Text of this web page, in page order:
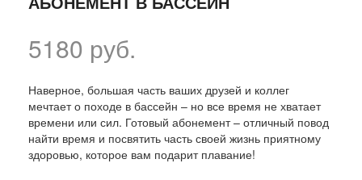
5180 руб.
Наверное, большая часть ваших друзей и коллег
мечтает о походе в бассейн – но все время не хватает
времени или сил. Готовый абонемент – отличный повод
найти время и посвятить часть своей жизнь приятному
здоровью, которое вам подарит плавание!